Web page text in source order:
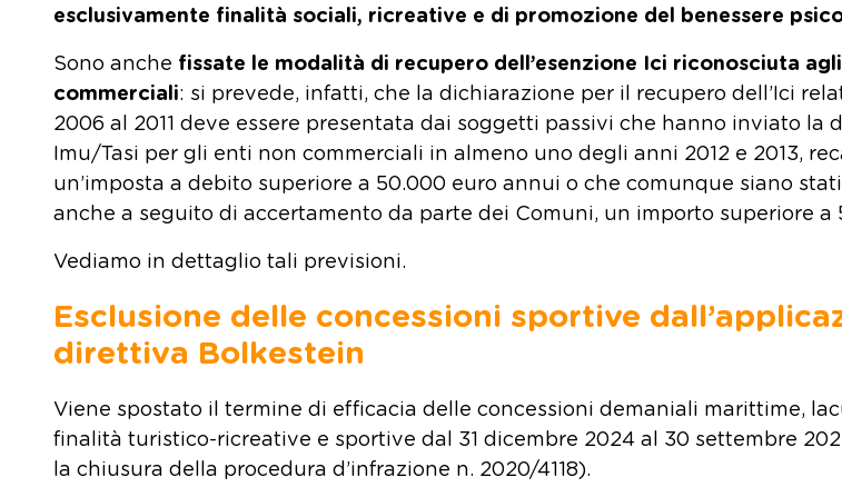
esclusivamente finalità sociali, ricreative e di promozione del benessere
Sono anche fissate le modalità di recupero dell’esenzione Ici riconosciuta
commerciali: si prevede, infatti, che la dichiarazione per il recupero dell’Ici
2006 al 2011 deve essere presentata dai soggetti passivi che hanno inviato la
Imu/Tasi per gli enti non commerciali in almeno uno degli anni 2012 e 2013,
un’imposta a debito superiore a 50.000 euro annui o che comunque siano
anche a seguito di accertamento da parte dei Comuni, un importo superiore a
Vediamo in dettaglio tali previsioni.
Esclusione delle concessioni sportive
direttiva Bolkestein
Viene spostato il termine di efficacia delle concessioni demaniali marittime,
finalità turistico-ricreative e sportive dal 31 dicembre 2024 al 30 settembre
la chiusura della procedura d’infrazione n. 2020/4118).